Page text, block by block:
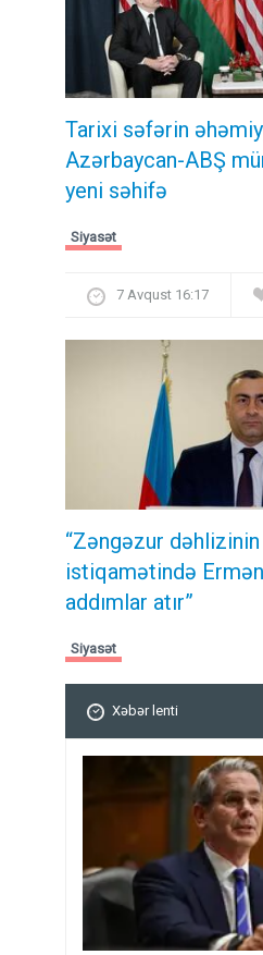
Tarixi səfərin
Azərbaycan-ABŞ
yeni səhifə
Siyasət
7 Avqust 16:17
“Zəngəzur dəhlizinin
istiqamətində
addımlar atır”
Siyasət
Xəbər lenti